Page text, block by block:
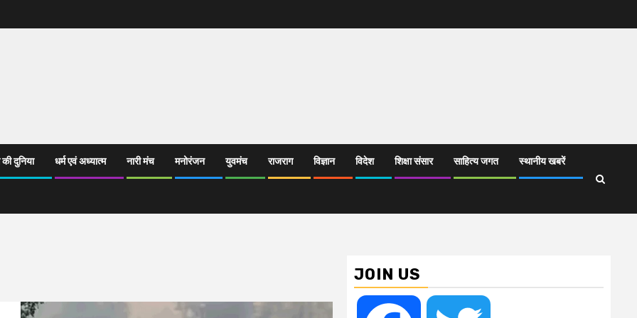
दुनिया धर्म एवं अध्यात्म नारी मंच मनोरंजन युवमंच राजराग विज्ञान विदेश शिक्षा संसार साहित्य जगत स्थानीय खबरें
JOIN US